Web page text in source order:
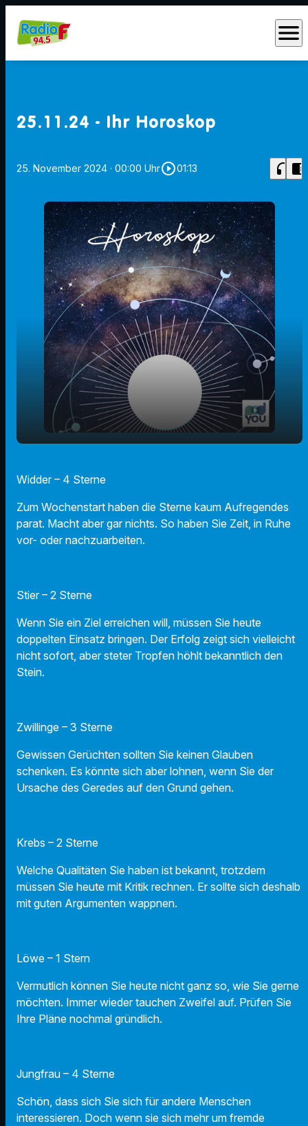
menu
25.11.24 - Ihr Horoskop
25. November 2024 · 00:00 Uhrplay_circle_outline01:13 headphones chrome_reader_mode
play_arrow
Widder – 4 Sterne
Zum Wochenstart haben die Sterne kaum Aufregendes
parat. Macht aber gar nichts. So haben Sie Zeit, in Ruhe
vor- oder nachzuarbeiten.
Stier – 2 Sterne
Wenn Sie ein Ziel erreichen will, müssen Sie heute
doppelten Einsatz bringen. Der Erfolg zeigt sich vielleicht
nicht sofort, aber steter Tropfen höhlt bekanntlich den
Stein.
Zwillinge – 3 Sterne
Gewissen Gerüchten sollten Sie keinen Glauben
schenken. Es könnte sich aber lohnen, wenn Sie der
Ursache des Geredes auf den Grund gehen.
Krebs – 2 Sterne
Welche Qualitäten Sie haben ist bekannt, trotzdem
müssen Sie heute mit Kritik rechnen. Er sollte sich deshalb
mit guten Argumenten wappnen.
Löwe – 1 Stern
Vermutlich können Sie heute nicht ganz so, wie Sie gerne
möchten. Immer wieder tauchen Zweifel auf. Prüfen Sie
Ihre Pläne nochmal gründlich.
Jungfrau – 4 Sterne
Schön, dass sich Sie sich für andere Menschen
interessieren. Doch wenn sie sich mehr um fremde